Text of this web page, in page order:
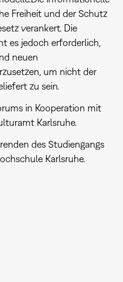
Freiheit und der Schutz
verankert. Die
es jedoch erforderlich,
neuen
um nicht der
zu sein.
in Kooperation mit
Karlsruhe.
des Studiengangs
Karlsruhe.